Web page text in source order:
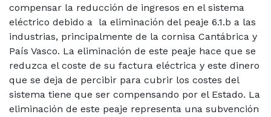
compensar la reducción de ingresos en el sistema
eléctrico debido a la eliminación del peaje 6.1.b a las
industrias, principalmente de la cornisa Cantábrica y
País Vasco. La eliminación de este peaje hace que se
reduzca el coste de su factura eléctrica y este dinero
que se deja de percibir para cubrir los costes del
sistema tiene que ser compensando por el Estado. La
eliminación de este peaje representa una subvención